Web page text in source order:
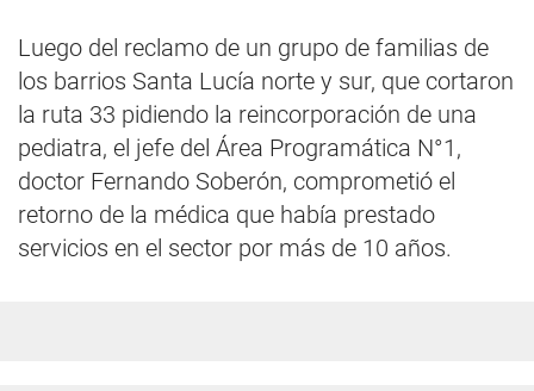
Luego del reclamo de un grupo de familias de
los barrios Santa Lucía norte y sur, que cortaron
la ruta 33 pidiendo la reincorporación de una
pediatra, el jefe del Área Programática N°1,
doctor Fernando Soberón, comprometió el
retorno de la médica que había prestado
servicios en el sector por más de 10 años.